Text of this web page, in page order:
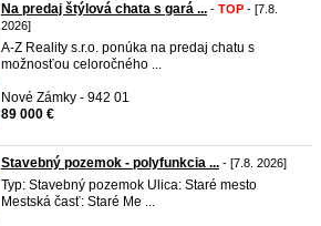
Na predaj štýlová chata s gará ... - TOP - [7.8.
2026]
A-Z Reality s.r.o. ponúka na predaj chatu s
možnosťou celoročného ...
Nové Zámky - 942 01
89 000 €
Stavebný pozemok - polyfunkcia ... - [7.8. 2026]
Typ: Stavebný pozemok Ulica: Staré mesto
Mestská časť: Staré Me ...